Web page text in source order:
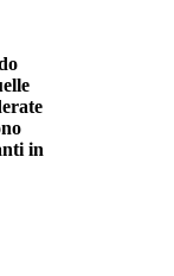
in